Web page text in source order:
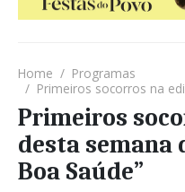
Home
Programas
Primeiros socorros na edição
Primeiros
desta semana
Boa Saúde”